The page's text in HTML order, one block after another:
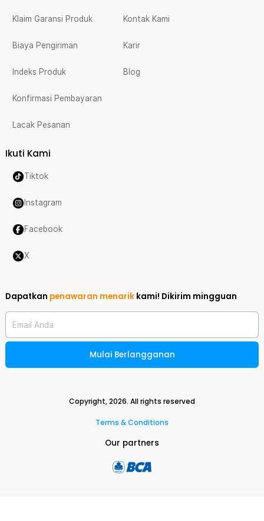
Klaim Garansi Produk
Biaya Pengiriman
Indeks Produk
Konfirmasi Pembayaran
Lacak Pesanan
Kontak Kami
Karir
Blog
Ikuti Kami
Tiktok
Instagram
Facebook
X
Dapatkan penawaran menarik kami! Dikirim mingguan
Email Anda
Mulai Berlangganan
Copyright,2026. All rights reserved
Terms & Conditions
Our partners